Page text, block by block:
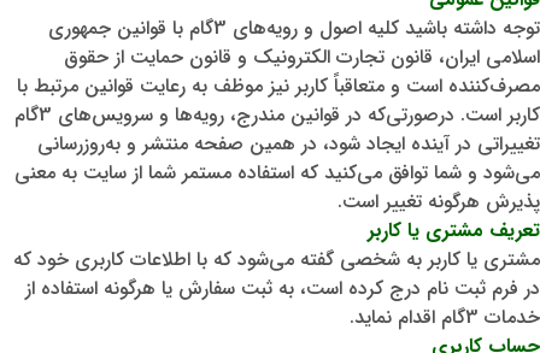
توجه داشته باشید کلیه اصول و رویه‌های 3گام با قوانین جمهوری
اسلامی ایران، قانون تجارت الکترونیک و قانون حمایت از حقوق
مصرف‌کننده است و متعاقباً کاربر نیز موظف به رعایت قوانین مرتبط با
کاربر است. درصورتی‌که در قوانین مندرج، رویه‌ها و سرویس‌های 3گام
تغییراتی در آینده ایجاد شود، در همین صفحه منتشر و به‌روزرسانی
می‌شود و شما توافق می‌کنید که استفاده مستمر شما از سایت به معنی
پذیرش هرگونه تغییر است.
تعریف مشتری یا کاربر
مشتری یا کاربر به شخصی گفته می‌شود که با اطلاعات کاربری خود که
در فرم ثبت نام درج کرده است، به ثبت سفارش یا هرگونه استفاده از
خدمات 3گام اقدام نماید.
حساب کاربری